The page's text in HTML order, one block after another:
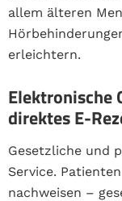
allem älteren
erleichtern.
Elektronische
direktes E-
Gesetzliche und
Service.
nachweisen –